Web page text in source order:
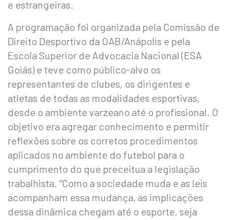
e estrangeiras.
A programação foi organizada pela Comissão de
Direito Desportivo da OAB/Anápolis e pela
Escola Superior de Advocacia Nacional (ESA
Goiás) e teve como público-alvo os
representantes de clubes, os dirigentes e
atletas de todas as modalidades esportivas,
desde o ambiente varzeano até o profissional. O
objetivo era agregar conhecimento e permitir
reflexões sobre os corretos procedimentos
aplicados no ambiente do futebol para o
cumprimento do que preceitua a legislação
trabalhista. “Como a sociedade muda e as leis
acompanham essa mudança, as implicações
dessa dinâmica chegam até o esporte, seja